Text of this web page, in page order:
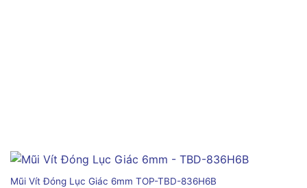
Mũi Vít Đóng Lục Giác 6mm TOP-TBD-836H6B